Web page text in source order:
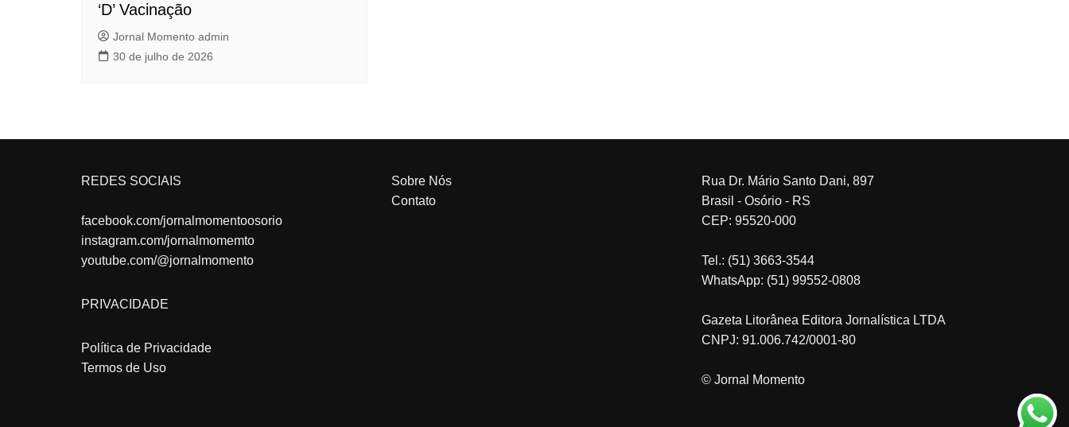
‘D’ Vacinação
Jornal Momento admin
30 de julho de 2026
REDES SOCIAIS
facebook.com/jornalmomentoosorio
instagram.com/jornalmomemto
youtube.com/@jornalmomento
PRIVACIDADE
Política de Privacidade
Termos de Uso
Sobre Nós
Contato
Rua Dr. Mário Santo Dani, 897
Brasil - Osório - RS
CEP: 95520-000
Tel.: (51) 3663-3544
WhatsApp: (51) 99552-0808
Gazeta Litorânea Editora Jornalística LTDA
CNPJ: 91.006.742/0001-80
© Jornal Momento